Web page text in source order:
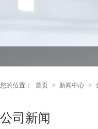
您的位置： 首页 > 新闻中心 >
公司新闻